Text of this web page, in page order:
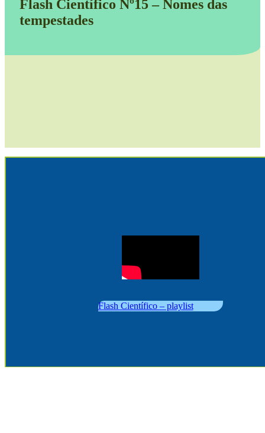
Flash Científico Nº15 – Nomes das
tempestades
Flash Científico – playlist